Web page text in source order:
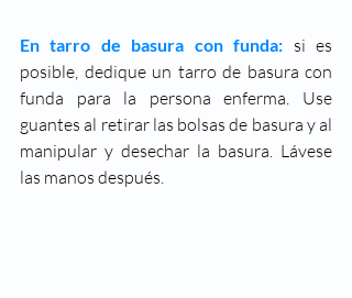
En tarro de basura con funda: si es
posible, dedique un tarro de basura con
funda para la persona enferma. Use
guantes al retirar las bolsas de basura y al
manipular y desechar la basura. Lávese
las manos después.